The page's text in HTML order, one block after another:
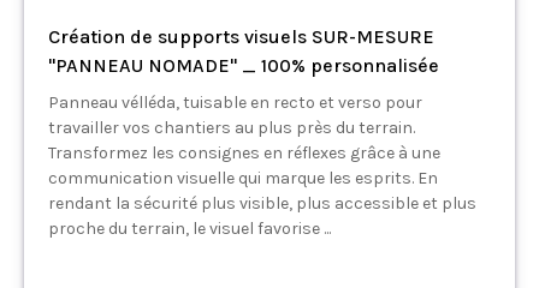
Création de supports visuels SUR-MESURE
"PANNEAU NOMADE" _ 100% personnalisée
Panneau vélléda, tuisable en recto et verso pour
travailler vos chantiers au plus près du terrain.
Transformez les consignes en réflexes grâce à une
communication visuelle qui marque les esprits. En
rendant la sécurité plus visible, plus accessible et plus
proche du terrain, le visuel favorise ...